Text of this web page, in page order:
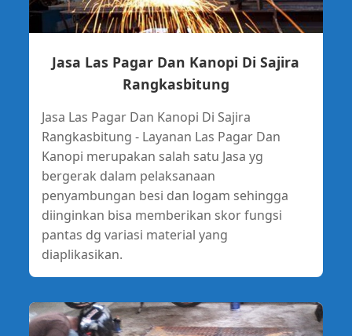
Jasa Las Pagar Dan Kanopi Di Sajira
Rangkasbitung
Jasa Las Pagar Dan Kanopi Di Sajira
Rangkasbitung - Layanan Las Pagar Dan
Kanopi merupakan salah satu Jasa yg
bergerak dalam pelaksanaan
penyambungan besi dan logam sehingga
diinginkan bisa memberikan skor fungsi
pantas dg variasi material yang
diaplikasikan.